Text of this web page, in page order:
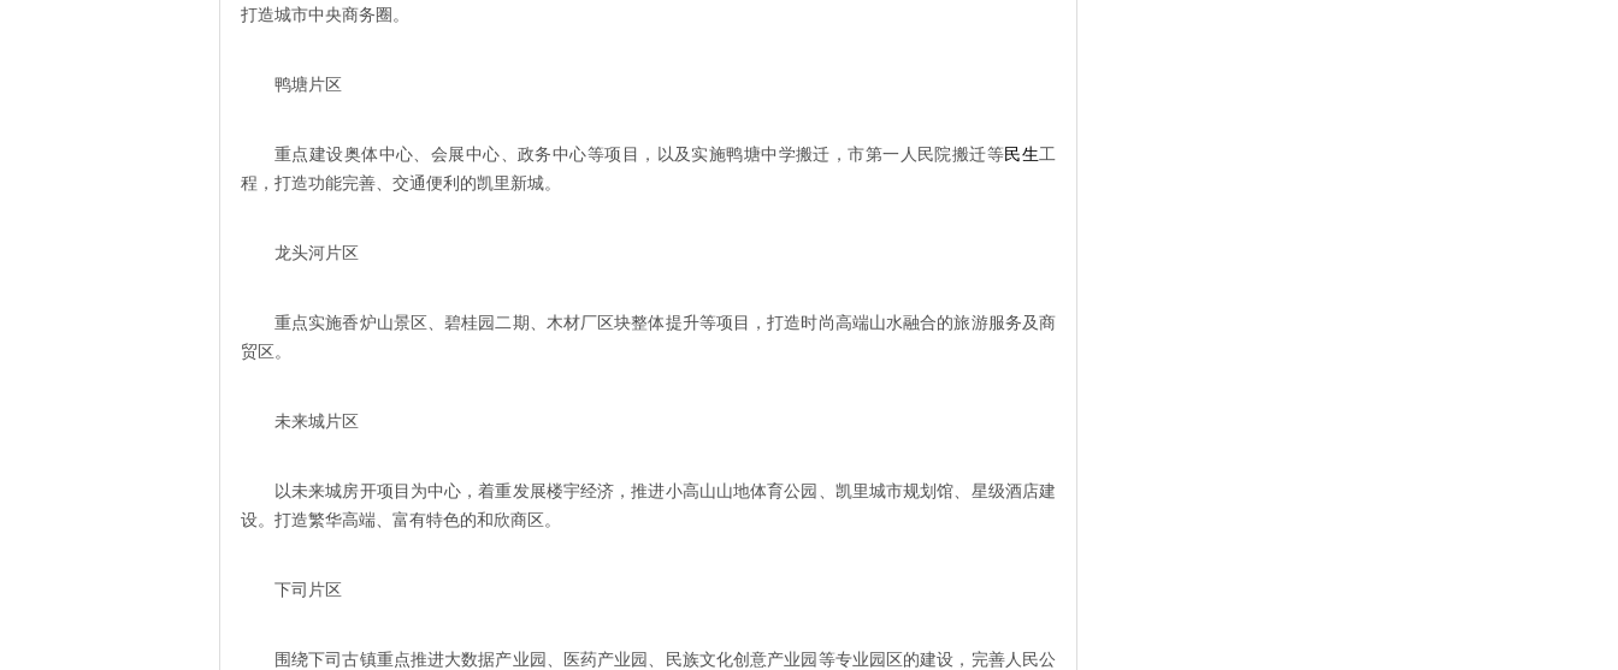
打造城市中央商务圈。
鸭塘片区
重点建设奥体中心、会展中心、政务中心等项目，以及实施鸭塘中学搬迁，市第一人民院搬迁等民生工
程，打造功能完善、交通便利的凯里新城。
龙头河片区
重点实施香炉山景区、碧桂园二期、木材厂区块整体提升等项目，打造时尚高端山水融合的旅游服务及商
贸区。
未来城片区
以未来城房开项目为中心，着重发展楼宇经济，推进小高山山地体育公园、凯里城市规划馆、星级酒店建
设。打造繁华高端、富有特色的和欣商区。
下司片区
围绕下司古镇重点推进大数据产业园、医药产业园、民族文化创意产业园等专业园区的建设，完善人民公